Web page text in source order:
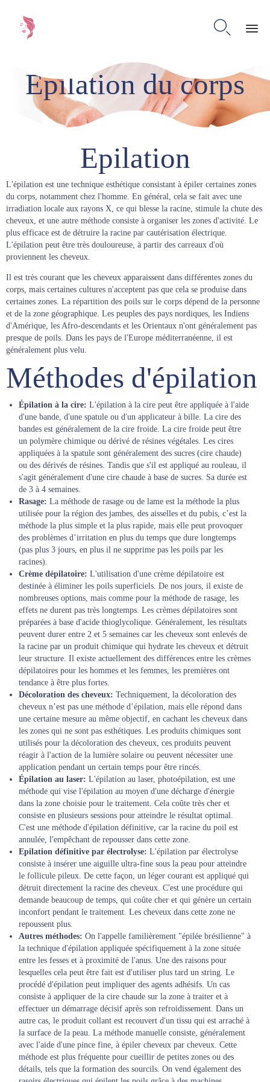

to
Epilation du corps
Epilation
L'épilation est une technique esthétique consistant à épiler certaines zones
du corps, notamment chez l'homme. En général, cela se fait avec une
irradiation locale aux rayons X, ce qui blesse la racine, stimule la chute des
cheveux, et une autre méthode consiste à organiser les zones d'activité. Le
plus efficace est de détruire la racine par cautérisation électrique.
L'épilation peut être très douloureuse, à partir des carreaux d'où
proviennent les cheveux.
Il est très courant que les cheveux apparaissent dans différentes zones du
corps, mais certaines cultures n'acceptent pas que cela se produise dans
certaines zones. La répartition des poils sur le corps dépend de la personne
et de la zone géographique. Les peuples des pays nordiques, les Indiens
d'Amérique, les Afro-descendants et les Orientaux n'ont généralement pas
presque de poils. Dans les pays de l'Europe méditerranéenne, il est
généralement plus velu.
Méthodes d'épilation
Épilation à la cire: L'épilation à la cire peut être appliquée à l'aide
d'une bande, d'une spatule ou d'un applicateur à bille. La cire des
bandes est généralement de la cire froide. La cire froide peut être
un polymère chimique ou dérivé de résines végétales. Les cires
appliquées à la spatule sont généralement des sucres (cire chaude)
ou des dérivés de résines. Tandis que s'il est appliqué au rouleau, il
s'agit généralement d'une cire chaude à base de sucres. Sa durée est
de 3 à 4 semaines.
Rasage: La méthode de rasage ou de lame est la méthode la plus
utilisée pour la région des jambes, des aisselles et du pubis, c’est la
méthode la plus simple et la plus rapide, mais elle peut provoquer
des problèmes d’irritation en plus du temps que dure longtemps
(pas plus 3 jours, en plus il ne supprime pas les poils par les
racines).
Crème dépilatoire: L'utilisation d'une crème dépilatoire est
destinée à éliminer les poils superficiels. De nos jours, il existe de
nombreuses options, mais comme pour la méthode de rasage, les
effets ne durent pas très longtemps. Les crèmes dépilatoires sont
préparées à base d'acide thioglycolique. Généralement, les résultats
peuvent durer entre 2 et 5 semaines car les cheveux sont enlevés de
la racine par un produit chimique qui hydrate les cheveux et détruit
leur structure. Il existe actuellement des différences entre les crèmes
dépilatoires pour les hommes et les femmes, les premières ont
tendance à être plus fortes.
Décoloration des cheveux: Techniquement, la décoloration des
cheveux n’est pas une méthode d’épilation, mais elle répond dans
une certaine mesure au même objectif, en cachant les cheveux dans
les zones qui ne sont pas esthétiques. Les produits chimiques sont
utilisés pour la décoloration des cheveux, ces produits peuvent
réagir à l'action de la lumière solaire ou peuvent nécessiter une
application pendant un certain temps pour être rincés.
Épilation au laser: L'épilation au laser, photoépilation, est une
méthode qui vise l'épilation au moyen d'une décharge d'énergie
dans la zone choisie pour le traitement. Cela coûte très cher et
consiste en plusieurs sessions pour atteindre le résultat optimal.
C'est une méthode d'épilation définitive, car la racine du poil est
annulée, l'empêchant de repousser dans cette zone.
Epilation définitive par électrolyse: L'épilation par électrolyse
consiste à insérer une aiguille ultra-fine sous la peau pour atteindre
le follicule pileux. De cette façon, un léger courant est appliqué qui
détruit directement la racine des cheveux. C'est une procédure qui
demande beaucoup de temps, qui coûte cher et qui génère un certain
inconfort pendant le traitement. Les cheveux dans cette zone ne
repoussent plus.
Autres méthodes: On l'appelle familièrement "épilée brésilienne" à
la technique d'épilation appliquée spécifiquement à la zone située
entre les fesses et à proximité de l'anus. Une des raisons pour
lesquelles cela peut être fait est d'utiliser plus tard un string. Le
procédé d'épilation peut impliquer des agents adhésifs. Un cas
consiste à appliquer de la cire chaude sur la zone à traiter et à
effectuer un démarrage décisif après son refroidissement. Dans un
autre cas, le produit collant est recouvert d'un tissu qui est arraché à
la surface de la peau. La méthode manuelle consiste, généralement
avec l'aide d'une pince fine, à épiler cheveux par cheveux. Cette
méthode est plus fréquente pour cueillir de petites zones ou des
détails, tels que la formation des sourcils. On vend également des